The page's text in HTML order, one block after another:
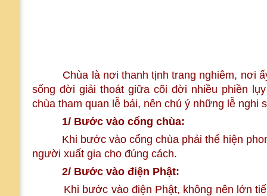
Chùa là nơi thanh tịnh trang nghiêm, nơi ấy
sống đời giải thoát giữa cõi đời nhiều phiền
chùa tham quan lễ bái, nên chú ý những lễ nghi
1/ Bước vào cổng chùa:
Khi bước vào cổng chùa phải thể hiện
người xuất gia cho đúng cách.
2/ Bước vào điện Phật:
Khi bước vào điện Phật, không nên lớn